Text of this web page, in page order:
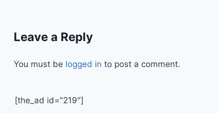
Leave a Reply
You must be logged in to post a comment.
[the_ad id="219"]